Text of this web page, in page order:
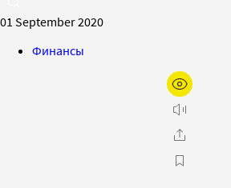
01 September 2020
Финансы